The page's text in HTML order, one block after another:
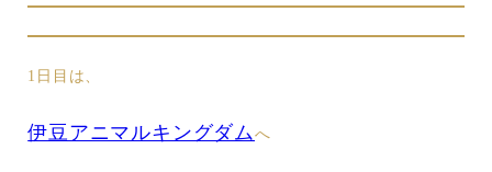
1日目は、
伊豆アニマルキングダム へ